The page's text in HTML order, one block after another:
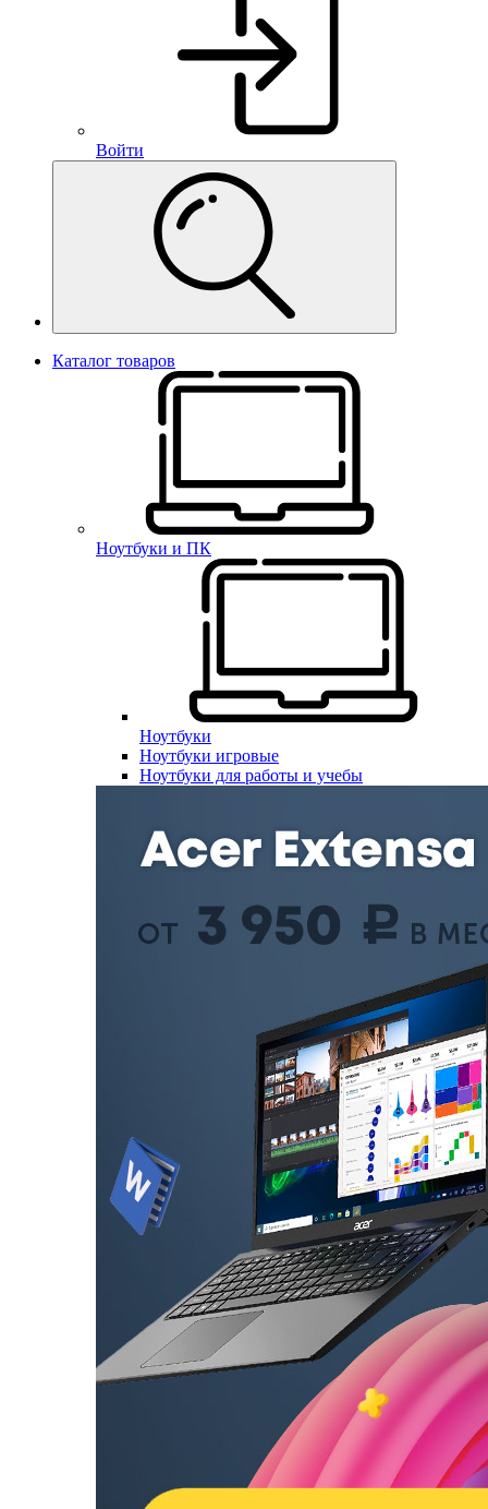
Войти
Каталог товаров
Ноутбуки и ПК
Ноутбуки
Ноутбуки игровые
Ноутбуки для работы и учебы